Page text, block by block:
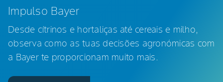
Impulso Bayer
Desde cítrinos e hortaliças até cereais e milho,
observa como as tuas decisões agronómicas com
a Bayer te proporcionam muito mais.